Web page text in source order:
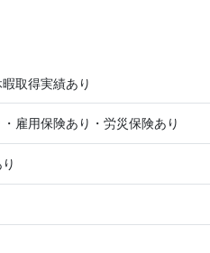
取得実績あり
雇用保険あり・労災保険あり